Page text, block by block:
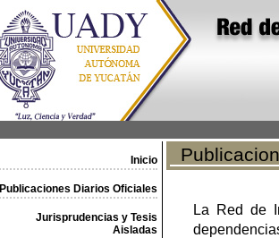
Inicio
Publicaciones Diarios Oficiales
Jurisprudencias y Tesis
Aisladas
La Red de